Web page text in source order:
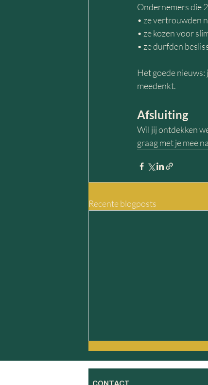
Ondernemers die
• ze vertrouwden
• ze kozen voor
• ze durfden
Het goede
meedenkt.
Afsluiting
Wil jij ontdekken
graag met je mee
Recente blogposts